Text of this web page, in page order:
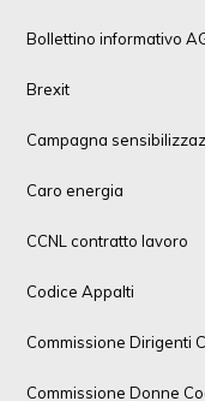
Bollettino informativo
Brexit
Campagna
Caro energia
CCNL contratto lavoro
Codice Appalti
Commissione Dirigenti
Commissione Donne